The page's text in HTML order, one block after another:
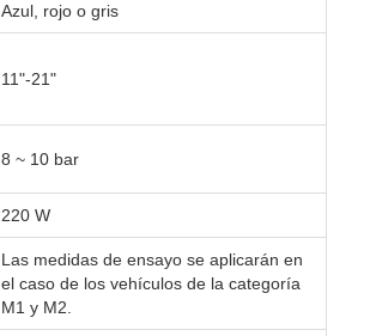
Azul, rojo o gris
11"-21"
8 ~ 10 bar
220 W
Las medidas de ensayo se aplicarán en
el caso de los vehículos de la categoría
M1 y M2.